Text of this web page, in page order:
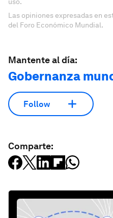
Las opiniones expresadas en
del Foro Económico Mundial.
Mantente al día:
Gobernanza
Follow
Comparte: